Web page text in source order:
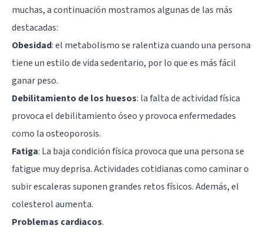
muchas, a continuación mostramos algunas de las más
destacadas:
Obesidad: el metabolismo se ralentiza cuando una persona
tiene un estilo de vida sedentario, por lo que es más fácil
ganar peso.
Debilitamiento de los huesos: la falta de actividad física
provoca el debilitamiento óseo y provoca enfermedades
como la osteoporosis.
Fatiga: La baja condición física provoca que una persona se
fatigue muy deprisa. Actividades cotidianas como caminar o
subir escaleras suponen grandes retos físicos. Además, el
colesterol aumenta.
Problemas cardiacos.